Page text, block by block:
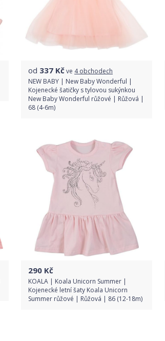
od 337 Kčve 4 obchodech
NEW BABY | New Baby Wonderful |
Kojenecké šatičky s tylovou sukýnkou
New Baby Wonderful růžové | Růžová |
68 (4-6m)
Porovnat ceny
290 Kč
KOALA | Koala Unicorn Summer |
Kojenecké letní šaty Koala Unicorn
Summer růžové | Růžová | 86 (12-18m)